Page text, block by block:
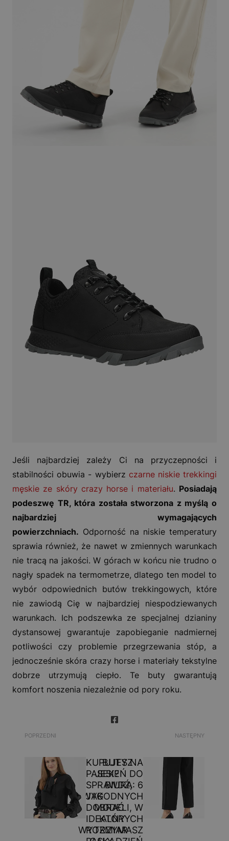
Jeśli najbardziej zależy Ci na przyczepności i
stabilności obuwia - wybierz czarne niskie trekkingi
męskie ze skóry crazy horse i materiału. Posiadają
podeszwę TR, która została stworzona z myślą o
najbardziej wymagających
powierzchniach. Odporność na niskie temperatury
sprawia również, że nawet w zmiennych warunkach
nie tracą na jakości. W górach w końcu nie trudno o
nagły spadek na termometrze, dlatego ten model to
wybór odpowiednich butów trekkingowych, które
nie zawiodą Cię w najbardziej niespodziewanych
warunkach. Ich podszewka ze specjalnej dzianiny
dystansowej gwarantuje zapobieganie nadmiernej
potliwości czy problemie przegrzewania stóp, a
jednocześnie skóra crazy horse i materiały tekstylne
dobrze utrzymują ciepło. Te buty gwarantują
komfort noszenia niezależnie od pory roku.
POPRZEDNI
KUPUJESZ
PASEK?
SPRAWDŹ,
JAK
DOBRAĆ
IDEALNY
ROZMIAR
NASTĘPNY
BUTY NA
JESIEŃ DO
BIURA: 6
WYGODNYCH
MODELI, W
KTÓRYCH
WYTRZYMASZ